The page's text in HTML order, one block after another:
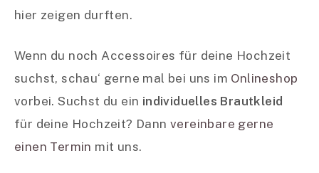
hier zeigen durften.
Wenn du noch Accessoires für deine Hochzeit
suchst, schau‘ gerne mal bei uns im Onlineshop
vorbei. Suchst du ein individuelles Brautkleid
für deine Hochzeit? Dann vereinbare gerne
einen Termin mit uns.